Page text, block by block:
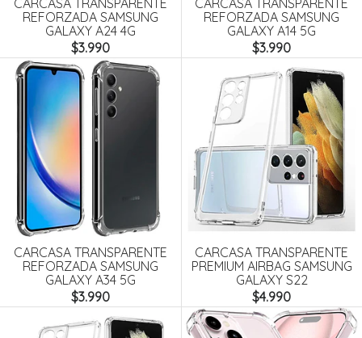
CARCASA TRANSPARENTE
REFORZADA SAMSUNG
GALAXY A24 4G
$3.990
CARCASA TRANSPARENTE
REFORZADA SAMSUNG
GALAXY A14 5G
$3.990
CARCASA TRANSPARENTE
REFORZADA SAMSUNG
GALAXY A34 5G
$3.990
CARCASA TRANSPARENTE
PREMIUM AIRBAG SAMSUNG
GALAXY S22
$4.990